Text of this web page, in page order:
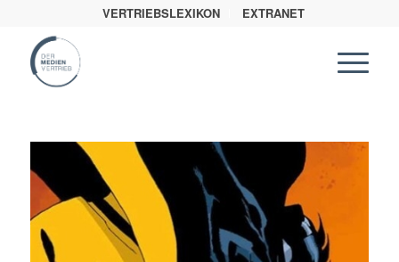
VERTRIEBSLEXIKON EXTRANET